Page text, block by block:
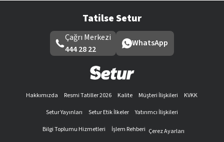
Tatilse Setur
Çağrı Merkezi
444 28 22
WhatsApp
Hakkımızda Resmi Tatiller 2026 Kalite Müşteri İlişkileri
KVKK
Setur Yayınları
Setur Etik İlkeler
Yatırımcı İlişkileri
Bilgi Toplumu Hizmetleri
İşlem Rehberi Çerez Ayarları